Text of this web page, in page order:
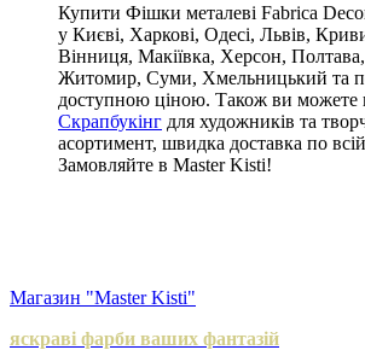
Купити Фішки металеві Fabrica
у Києві, Харкові, Одесі, Львів,
Вінниця, Макіївка, Херсон, Полтава,
Житомир, Суми, Хмельницький та по
доступною ціною. Також ви можете
Скрапбукінг для художників та
асортимент, швидка доставка по всій
Замовляйте в Master Kisti!
Магазин "Master Kisti"
яскраві фарби ваших фантазій